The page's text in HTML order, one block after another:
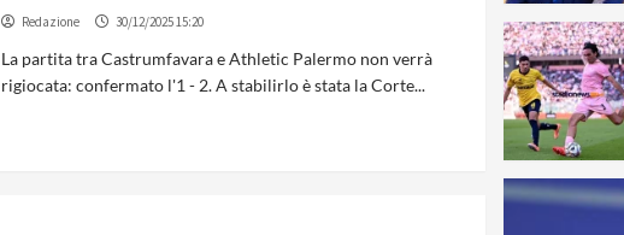
Redazione 30/12/2025 15:20
La partita tra Castrumfavara e Athletic Palermo non verrà
rigiocata: confermato l'1 - 2. A stabilirlo è stata la Corte...